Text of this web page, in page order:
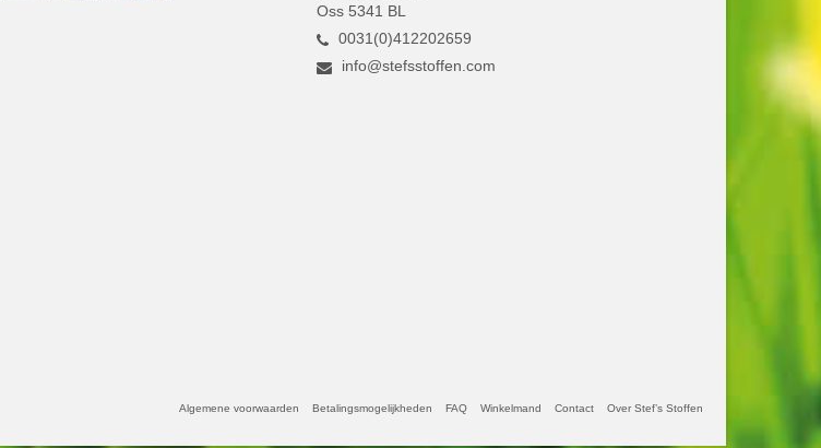
Oss 5341 BL
0031(0)412202659
info@stefsstoffen.com
Algemene voorwaarden Betalingsmogelijkheden FAQ Winkelmand Contact Over Stef’s Stoffen